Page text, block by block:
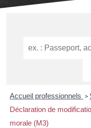
Accueil professionnels >
Déclaration de
morale (M3)